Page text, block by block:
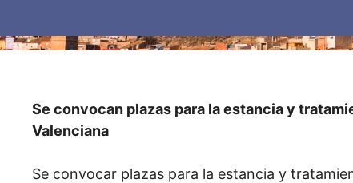
Se convocan plazas para la estancia y
Valenciana
Se convocar plazas para la estancia y